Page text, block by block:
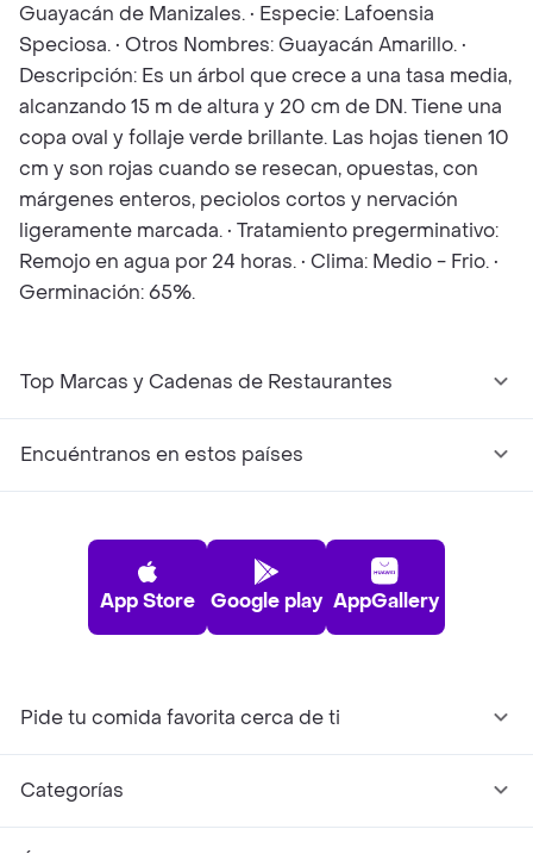
Guayacán de Manizales. • Especie: Lafoensia
Speciosa. • Otros Nombres: Guayacán Amarillo. •
Descripción: Es un árbol que crece a una tasa media,
alcanzando 15 m de altura y 20 cm de DN. Tiene una
copa oval y follaje verde brillante. Las hojas tienen 10
cm y son rojas cuando se resecan, opuestas, con
márgenes enteros, peciolos cortos y nervación
ligeramente marcada. • Tratamiento pregerminativo:
Remojo en agua por 24 horas. • Clima: Medio - Frio. •
Germinación: 65%.
Top Marcas y Cadenas de Restaurantes
Encuéntranos en estos países
App Store Google play AppGallery
Pide tu comida favorita cerca de ti
Categorías